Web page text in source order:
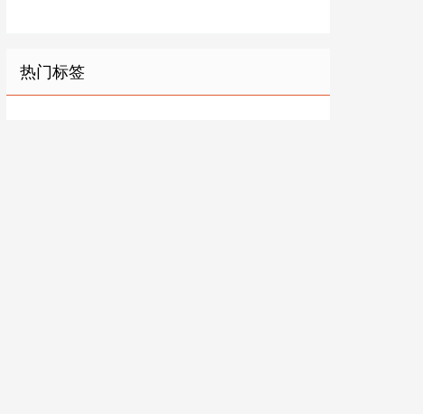
热门标签